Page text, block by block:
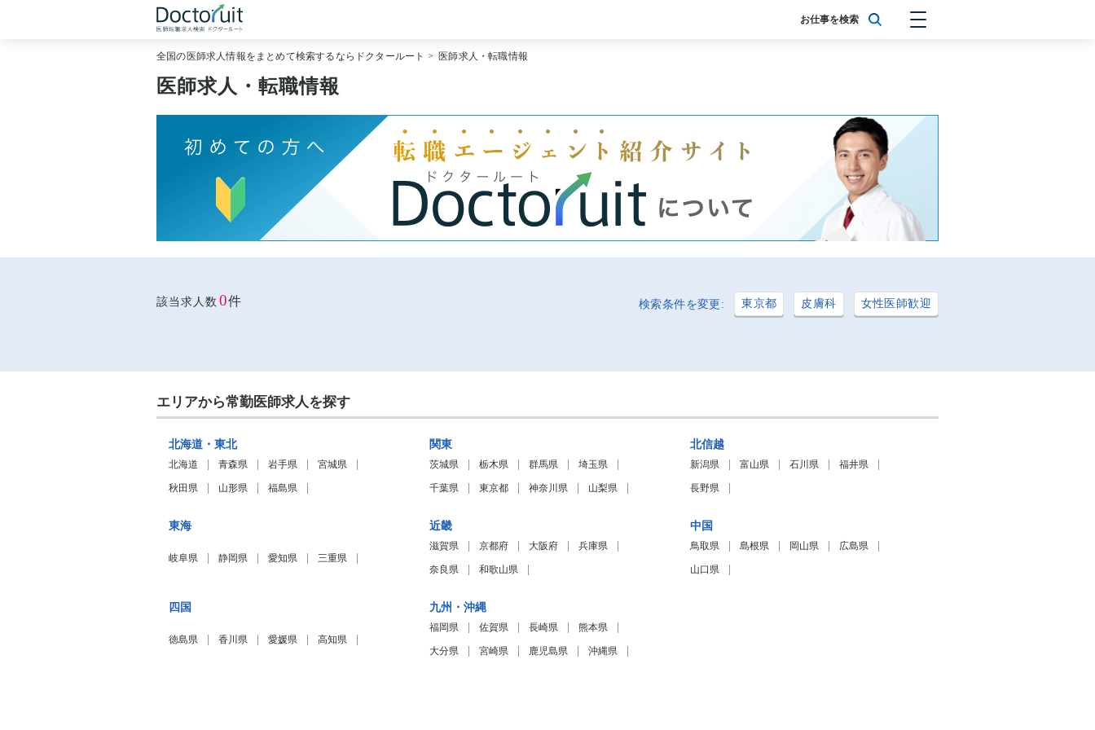
お仕事を検索
[常勤] 科目から探す
Doctoruitについて
運営者情報
プライバシーポリシー
全国の医師求人情報をまとめて検索するならドクタールート > 医師求人・転職情報
医師求人・転職情報
該当求人数 0件 検索条件を変更: 東京都 皮膚科 女性医師歓迎
エリアから常勤医師求人を探す
北海道・東北
北海道 青森県 岩手県 宮城県
秋田県 山形県 福島県
関東
茨城県 栃木県 群馬県 埼玉県
千葉県 東京都 神奈川県 山梨県
北信越
新潟県 富山県 石川県 福井県
長野県
東海
岐阜県 静岡県 愛知県 三重県
近畿
滋賀県 京都府 大阪府 兵庫県
奈良県 和歌山県
中国
鳥取県 島根県 岡山県 広島県
山口県
四国
徳島県 香川県 愛媛県 高知県
九州・沖縄
福岡県 佐賀県 長崎県 熊本県
大分県 宮崎県 鹿児島県 沖縄県